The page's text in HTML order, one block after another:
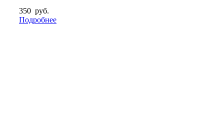
350 руб.
Подробнее